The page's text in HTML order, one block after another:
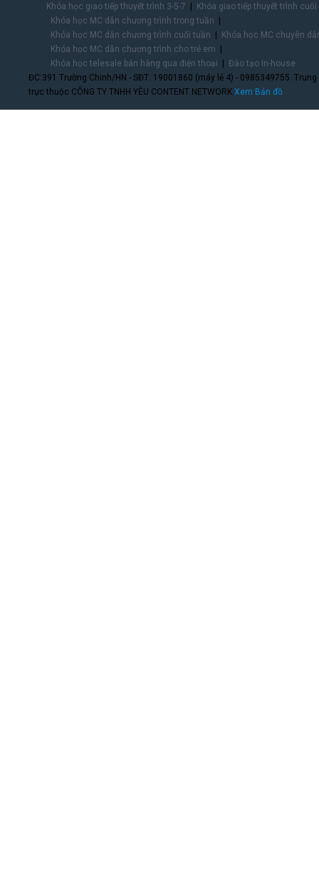
Khóa học giao tiếp thuyết trình 3-5-7
Khóa giao tiếp thuyết trình
Khóa học MC dẫn chương trình trong tuần
Khóa học MC dẫn chương trình cuối tuần
Khóa học MC chuyên
Khóa học MC dẫn chương trình cho trẻ em
Khóa học telesale bán hàng qua điện thoại
Đào tạo In-house
ĐC:391 Trường Chinh/HN - SĐT: 19001860 (máy lẻ 4) - 0985349755.
trực thuộc CÔNG TY TNHH YÊU CONTENT NETWORK.Xem Bản đồ